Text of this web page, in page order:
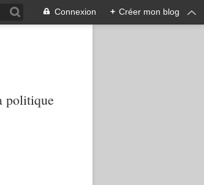
Connexion + Créer mon blog
politique